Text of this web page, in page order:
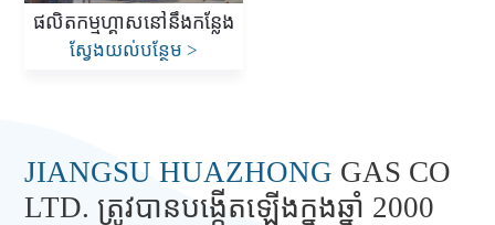
ផលិតកម្មហ្គាសនៅនឹងកន្លែង
ស្វែងយល់បន្ថែម >
JIANGSU HUAZHONG GAS CO
LTD. ត្រូវបានបង្កើតឡើងក្នុងឆ្នាំ 2000